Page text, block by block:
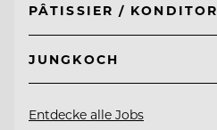
PÂTISSIER / KONDITOR
JUNGKOCH
Entdecke alle Jobs